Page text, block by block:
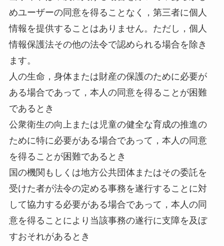
めユーザーの同意を得ることなく，第三者に個人
情報を提供することはありません。ただし，個人
情報保護法その他の法令で認められる場合を除き
ます。
人の生命，身体または財産の保護のために必要が
ある場合であって，本人の同意を得ることが困難
であるとき
公衆衛生の向上または児童の健全な育成の推進の
ために特に必要がある場合であって，本人の同意
を得ることが困難であるとき
国の機関もしくは地方公共団体またはその委託を
受けた者が法令の定める事務を遂行することに対
して協力する必要がある場合であって，本人の同
意を得ることにより当該事務の遂行に支障を及ぼ
すおそれがあるとき